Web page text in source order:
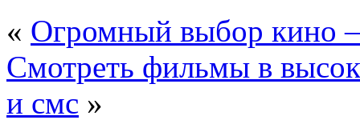
« Огромный выбор кино –
Смотреть фильмы в
и смс »